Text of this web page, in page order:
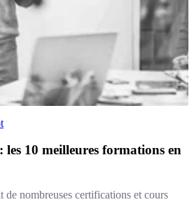
10 meilleures formations en
nombreuses certifications et cours